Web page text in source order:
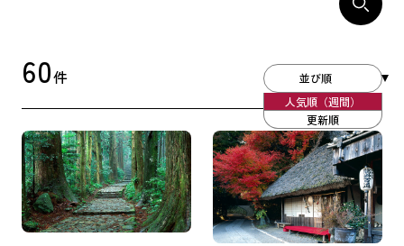
60件
並び順
人気順（週間）
更新順
大門坂から熊野那智大
社・那智山青岸渡寺、那
智の滝へ！熊野古…
和歌山県街道マップ 熊
野古道中辺路